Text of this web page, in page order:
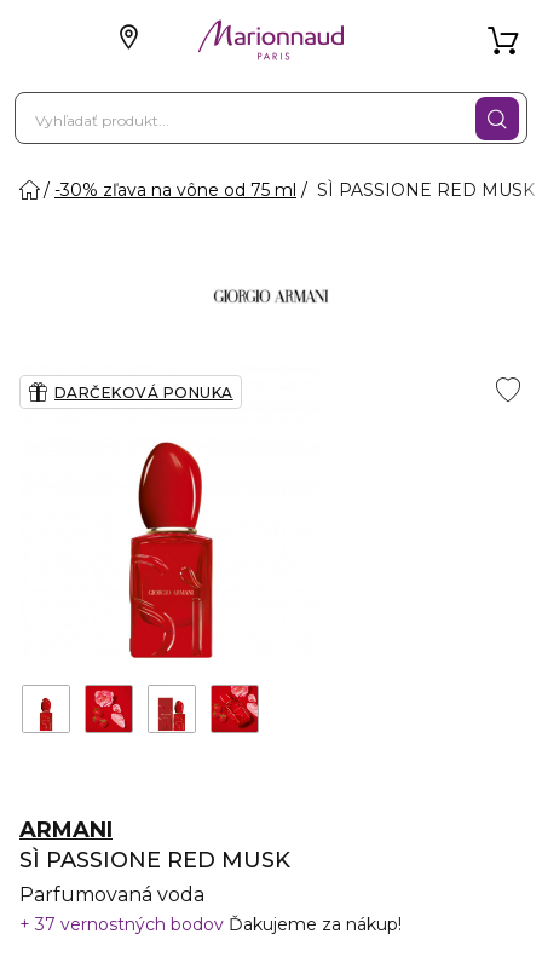
-30% zľava na vône od 75 ml SÌ PASSIONE RED
DARČEKOVÁ PONUKA
ARMANI
SÌ PASSIONE RED MUSK
Parfumovaná voda
37 vernostných bodov Ďakujeme za nákup!